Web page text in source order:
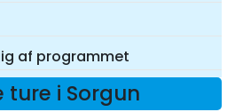
af programmet
ture i Sorgun